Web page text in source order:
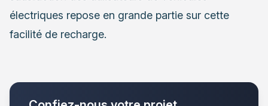
électriques repose en grande partie sur cette
facilité de recharge.